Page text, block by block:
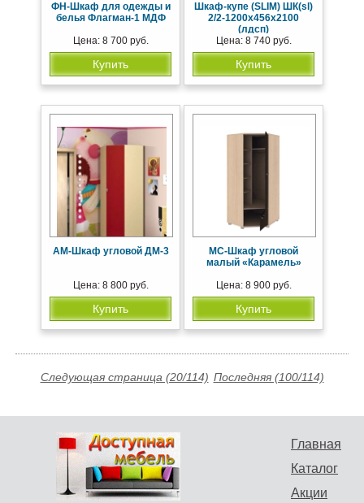
ФН-Шкаф для одежды и
белья Флагман-1 МДФ
Цена: 8 700 руб.
Купить
Шкаф-купе (SLIM) ШК(sl)
2/2-1200х456х2100
(лдсп)
Цена: 8 740 руб.
Купить
АМ-Шкаф угловой ДМ-3
Цена: 8 800 руб.
Купить
МС-Шкаф угловой
малый «Карамель»
Цена: 8 900 руб.
Купить
Следующая страница (20/114) Последняя (100/114)
Главная
Каталог
Акции